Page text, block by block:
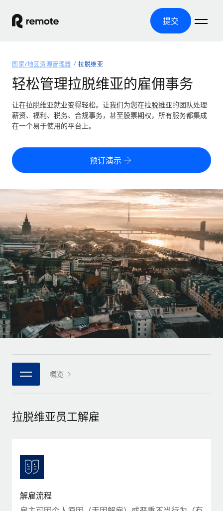
提交
产品
全球招聘
全球薪资管理
轻松运行合规薪资
零实体成本实现全球扩张
全球合规聘用合同工
合同工管理
全球合同工入职与管理
PEO
外包复杂雇佣任务
基础设施
Remote Embedded
将人力资源无缝融入工作流程
团队的内置核心人力资源功能
连接 新的
使用我们的 MCP 将任何人工智能工具与 Remote 平台相连
借助核心业务工具简化流程
咨询专家
获得全球人力资源与合规方面的专家帮助
背景调查
覆盖全球
美国各州浏览器
Remote 无惧对比
成长阶段
初创企业
为成长型企业量身打造的全球敏捷型人力资源与薪资解决方案
中型市场
通过定制化人力资源解决方案扩展团队
企业
与我们携手合作
战略技术合作伙伴
Remote Build
集成与人工智能自动化咨询
资源
工具与计算器
误分类风险计算工具
员工成本计算器
计算任何国家的员工总成本
合同工薪酬结算计算器
探索全球合同工的结算货币选项与结算速度
通过 REMOTE 学习
研究与指引
案例研究
人力资源术语表
核对表和模板
职位描述库
网络研讨会
活动
薪金与人才洞察
洞察中心
获得支持
定价
中文（简体）
English
Nederlands
Français
Deutsch
Español
Italiano
Português (Portugal)
日本語
한국어
登录
国家/地区资源管理器 拉脱维亚
轻松管理拉脱维亚的雇佣事务
让在拉脱维亚就业变得轻松。让我们为您在拉脱维亚的团队处理
薪资、福利、税务、合规事务，甚至股票期权，所有服务都集成
在一个易于使用的平台上。
预订演示
概览
拉脱维亚员工解雇
解雇流程